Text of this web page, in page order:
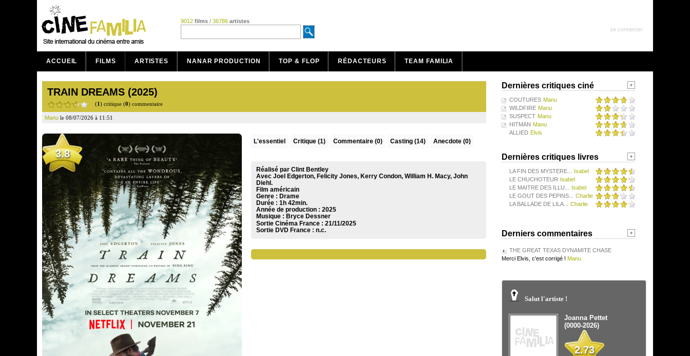
9012 films / 36786 artistes
se connecter
ACCUEIL FILMS ARTISTES NANAR PRODUCTION TOP & FLOP RÉDACTEURS TEAM FAMILIA
TRAIN DREAMS (2025)
(1) critique (0) commentaire
Manu le 08/07/2026 à 11:51
3.8
L'essentiel Critique(1) Commentaire(0) Casting (14) Anecdote (0)
Réalisé par Clint Bentley
Avec Joel Edgerton, Felicity Jones, Kerry Condon, William H. Macy, John
Diehl.
Film américain
Genre : Drame
Durée : 1h 42min.
Année de production : 2025
Musique : Bryce Dessner
Sortie Cinéma France : 21/11/2025
Sortie DVD France : n.c.
Dernières critiques ciné
COUTURES Manu
WILDFIRE Manu
SUSPECT Manu
HITMAN Manu
ALLIED Elvis
Dernières critiques livres
LA FIN DES MYSTERE...
Isabel
LE CHUCHOTEUR Isabel
LE MAITRE DES ILLU...
Isabel
LE GOUT DES PEPINS...
Charlie
LA BALLADE DE LILA...
Charlie
Derniers commentaires
THE GREAT TEXAS DYNAMITE CHASE
Merci Elvis, c'est corrigé ! Manu
Salut l'artiste !
Joanna Pettet
(0000-2026)
2.73